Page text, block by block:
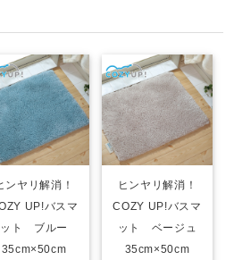
ンヤリ解消！
UP!バスマ
ット ブルー
35cm×50cm
ヒンヤリ解消！
COZY UP!バスマ
ット ベージュ
35cm×50cm